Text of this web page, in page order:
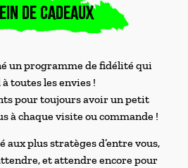
DE CADEAUX
un programme de fidélité qui
toutes les envies !
pour toujours avoir un petit
à chaque visite ou commande !
aux plus stratèges d’entre vous,
et attendre encore pour